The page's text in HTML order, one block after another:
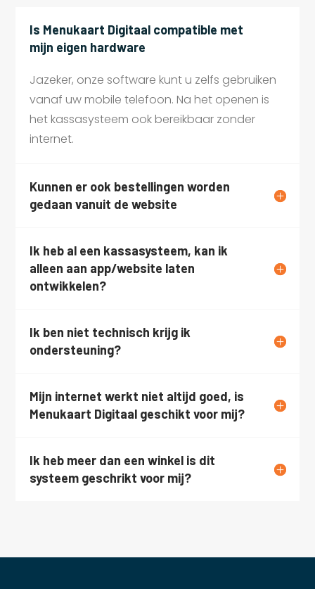
Is Menukaart Digitaal compatible met
mijn eigen hardware
Jazeker, onze software kunt u zelfs gebruiken
vanaf uw mobile telefoon. Na het openen is
het kassasysteem ook bereikbaar zonder
internet.
Kunnen er ook bestellingen worden
gedaan vanuit de website
Ik heb al een kassasysteem, kan ik
alleen aan app/website laten
ontwikkelen?
Ik ben niet technisch krijg ik
ondersteuning?
Mijn internet werkt niet altijd goed, is
Menukaart Digitaal geschikt voor mij?
Ik heb meer dan een winkel is dit
systeem geschrikt voor mij?